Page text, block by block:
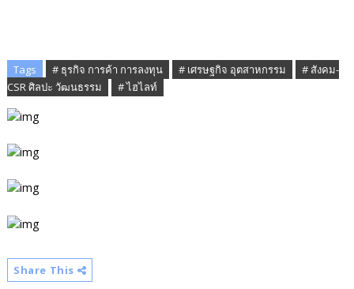
Tags # ธุรกิจ การค้า การลงทุน # เศรษฐกิจ อุตสาหกรรม
# สังคม-
CSR ศิลปะ วัฒนธรรม
# ไฮไลท์
Share This